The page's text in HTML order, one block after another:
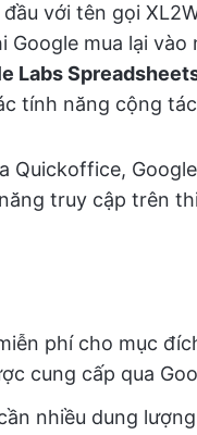
với tên gọi
Google mua lại
Labs
tính năng cộng
Quickoffice,
truy cập trên
phí cho mục
cung cấp qua
nhiều dung